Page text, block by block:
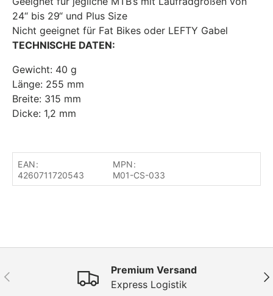
24“ bis 29“ und Plus Size
Nicht geeignet für Fat Bikes oder LEFTY Gabel
TECHNISCHE DATEN:
Gewicht: 40 g
Länge: 255 mm
Breite: 315 mm
Dicke: 1,2 mm
EAN:
4260711720543
MPN:
M01-CS-033
Vorherige
Premium Versand
Express Logistik